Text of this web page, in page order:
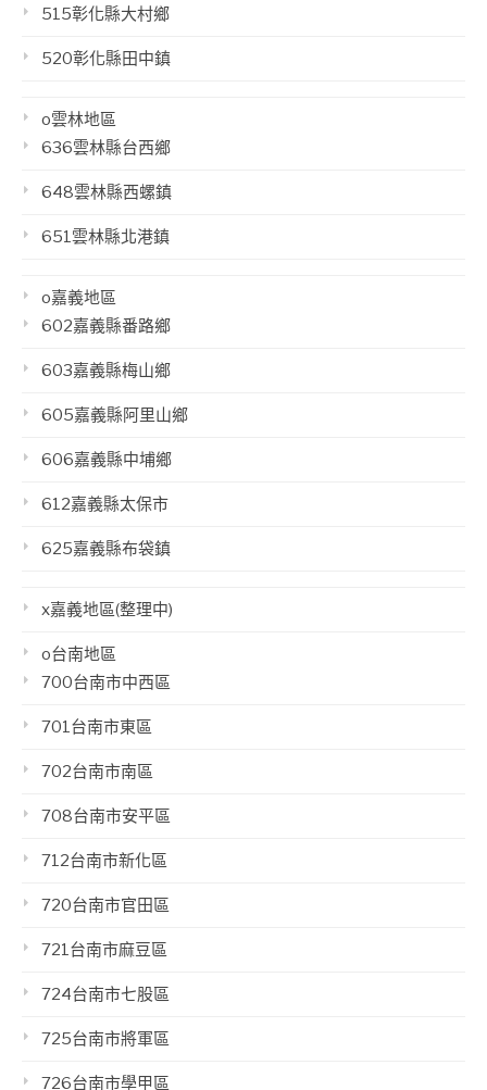
515彰化縣大村鄉
520彰化縣田中鎮
o雲林地區
636雲林縣台西鄉
648雲林縣西螺鎮
651雲林縣北港鎮
o嘉義地區
602嘉義縣番路鄉
603嘉義縣梅山鄉
605嘉義縣阿里山鄉
606嘉義縣中埔鄉
612嘉義縣太保市
625嘉義縣布袋鎮
x嘉義地區(整理中)
o台南地區
700台南市中西區
701台南市東區
702台南市南區
708台南市安平區
712台南市新化區
720台南市官田區
721台南市麻豆區
724台南市七股區
725台南市將軍區
726台南市學甲區